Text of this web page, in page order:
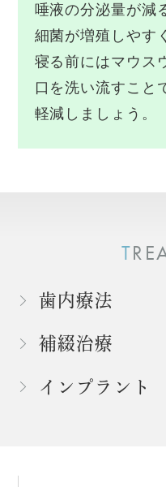
唾液の分泌量が減
細菌が増殖しやす
寝る前にはマウス
口を洗い流すこと
軽減しましょう。
歯内療法
補綴治療
インプラント